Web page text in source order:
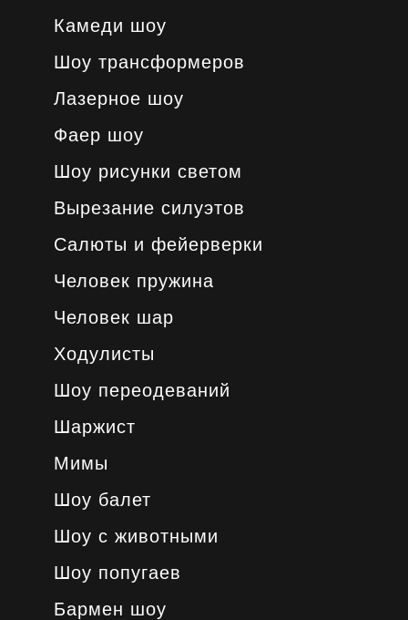
Камеди шоу
Шоу трансформеров
Лазерное шоу
Фаер шоу
Шоу рисунки светом
Вырезание силуэтов
Салюты и фейерверки
Человек пружина
Человек шар
Ходулисты
Шоу переодеваний
Шаржист
Мимы
Шоу балет
Шоу с животными
Шоу попугаев
Бармен шоу